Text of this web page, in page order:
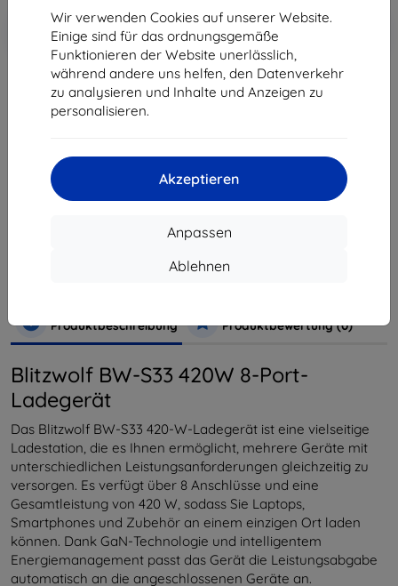
Wir verwenden Cookies auf unserer Website.
Einige sind für das ordnungsgemäße
Funktionieren der Website unerlässlich,
während andere uns helfen, den Datenverkehr
zu analysieren und Inhalte und Anzeigen zu
personalisieren.
Akzeptieren
Anpassen
Ablehnen
-10%
Rabatt mit Gutschein
EXTRA10
In den
ausverkauft
Produktbeschreibung Produktbewertung (0)
Blitzwolf BW-S33 420W 8-Port-
Ladegerät
Das Blitzwolf BW-S33 420-W-Ladegerät ist eine vielseitige
Ladestation, die es Ihnen ermöglicht, mehrere Geräte mit
unterschiedlichen Leistungsanforderungen gleichzeitig zu
versorgen. Es verfügt über 8 Anschlüsse und eine
Gesamtleistung von 420 W, sodass Sie Laptops,
Smartphones und Zubehör an einem einzigen Ort laden
können. Dank GaN-Technologie und intelligentem
Energiemanagement passt das Gerät die Leistungsabgabe
automatisch an die angeschlossenen Geräte an.